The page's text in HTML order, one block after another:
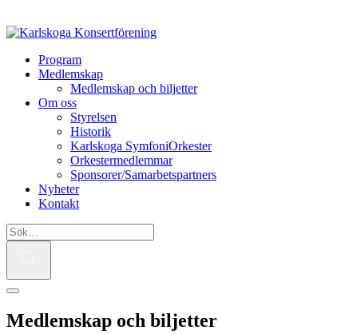
Program
Medlemskap
Medlemskap och biljetter
Om oss
Styrelsen
Historik
Karlskoga SymfoniOrkester
Orkestermedlemmar
Sponsorer/Samarbetspartners
Nyheter
Kontakt
Medlemskap och biljetter